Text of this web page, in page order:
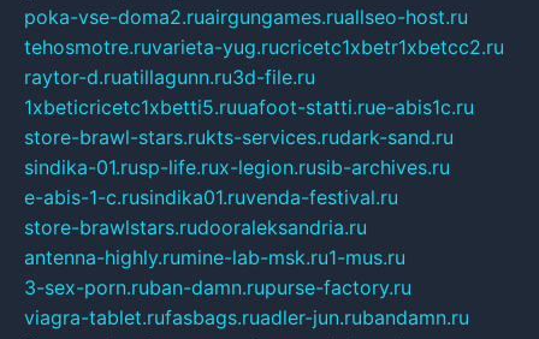
poka-vse-doma2.ruairgungames.ruallseo-host.ru
tehosmotre.ruvarieta-yug.rucricetc1xbetr1xbetcc2.ru
raytor-d.ruatillagunn.ru3d-file.ru
1xbeticricetc1xbetti5.ruuafoot-statti.rue-abis1c.ru
store-brawl-stars.rukts-services.rudark-sand.ru
sindika-01.rusp-life.rux-legion.rusib-archives.ru
e-abis-1-c.rusindika01.ruvenda-festival.ru
store-brawlstars.rudooraleksandria.ru
antenna-highly.rumine-lab-msk.ru1-mus.ru
3-sex-porn.ruban-damn.rupurse-factory.ru
viagra-tablet.rufasbags.ruadler-jun.rubandamn.ru